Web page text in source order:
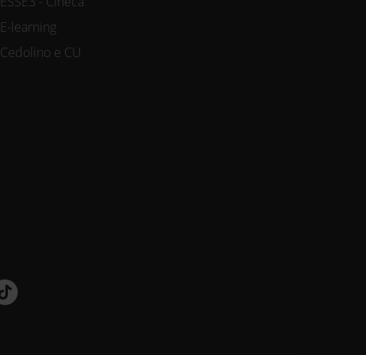
E-learning
Cedolino e CU